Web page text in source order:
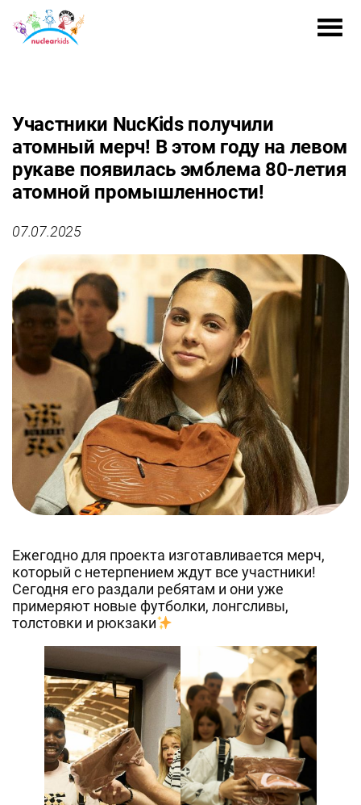
Участники NucKids получили
атомный мерч! В этом году на левом
рукаве появилась эмблема 80-летия
атомной промышленности!
07.07.2025
Ежегодно для проекта изготавливается мерч,
который с нетерпением ждут все участники!
Сегодня его раздали ребятам и они уже
примеряют новые футболки, лонгсливы,
толстовки и рюкзаки